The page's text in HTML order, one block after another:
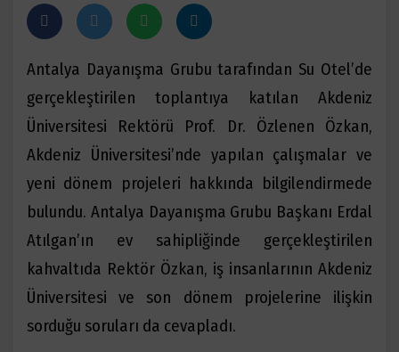
Antalya Dayanışma Grubu tarafından Su Otel’de
gerçekleştirilen toplantıya katılan Akdeniz
Üniversitesi Rektörü Prof. Dr. Özlenen Özkan,
Akdeniz Üniversitesi’nde yapılan çalışmalar ve
yeni dönem projeleri hakkında bilgilendirmede
bulundu. Antalya Dayanışma Grubu Başkanı Erdal
Atılgan’ın ev sahipliğinde gerçekleştirilen
kahvaltıda Rektör Özkan, iş insanlarının Akdeniz
Üniversitesi ve son dönem projelerine ilişkin
sorduğu soruları da cevapladı.